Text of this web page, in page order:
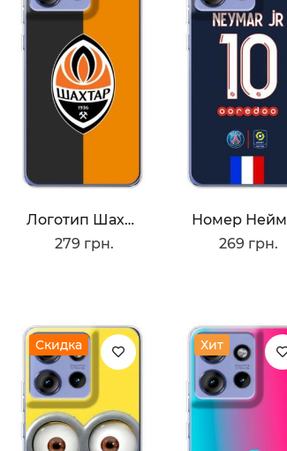
Логотип Шахтера
279 грн.
269 грн.
Скидка Хит